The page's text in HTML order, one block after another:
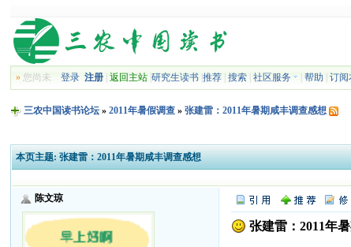
» 您尚未登录 注册 |返回主站 |研究生读书 |推荐 |搜索 |社区服务 |帮助 |订阅
三农中国读书论坛 »2011年暑假调查 »张建雷：2011年暑期咸丰调查感想
本页主题: 张建雷：2011年暑期咸丰调查感想
陈文琼
张建雷：2011年